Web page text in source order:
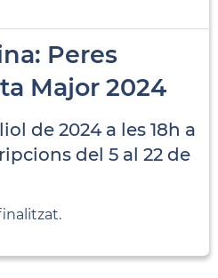
Peres
Major 2024
de 2024 a les 18h a
del 5 al 22 de